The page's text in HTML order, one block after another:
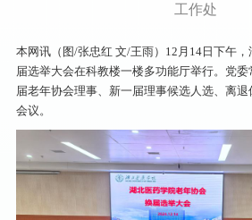
工作处
本网讯（图/张忠红 文/王雨）12月14日下午
届选举大会在科教楼一楼多功能厅举行。党
届老年协会理事、新一届理事候选人选、离
会议。